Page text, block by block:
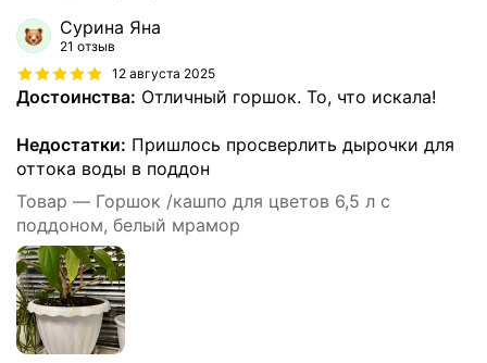
Сурина Яна
21 отзыв
12 августа 2025
Достоинства: Отличный горшок. То, что искала!
Недостатки: Пришлось просверлить дырочки для
оттока воды в поддон
Товар — Горшок /кашпо для цветов 6,5 л с
поддоном, белый мрамор